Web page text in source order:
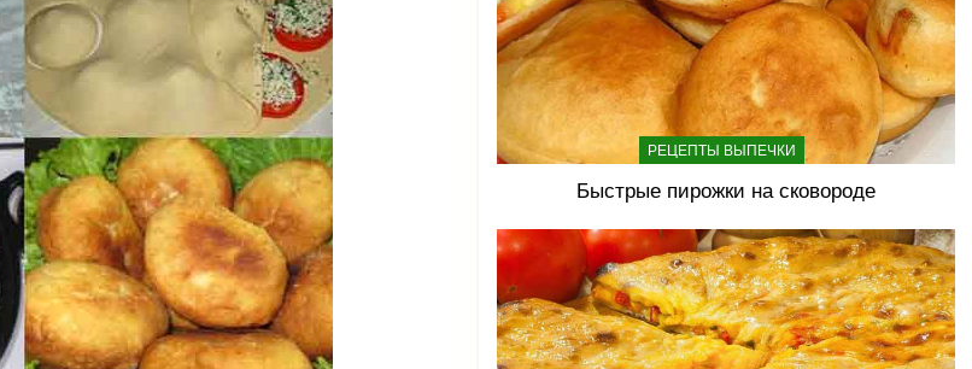
РЕЦЕПТЫ ВЫПЕЧКИ
Быстрые пирожки на сковороде